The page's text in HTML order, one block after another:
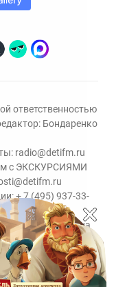
ответственностью
Бондаренко
radio@detifm.ru
с ЭКСКУРСИЯМИ
+ 7 (495) 937-33-
рекламы на
хаус «ГПМ
41